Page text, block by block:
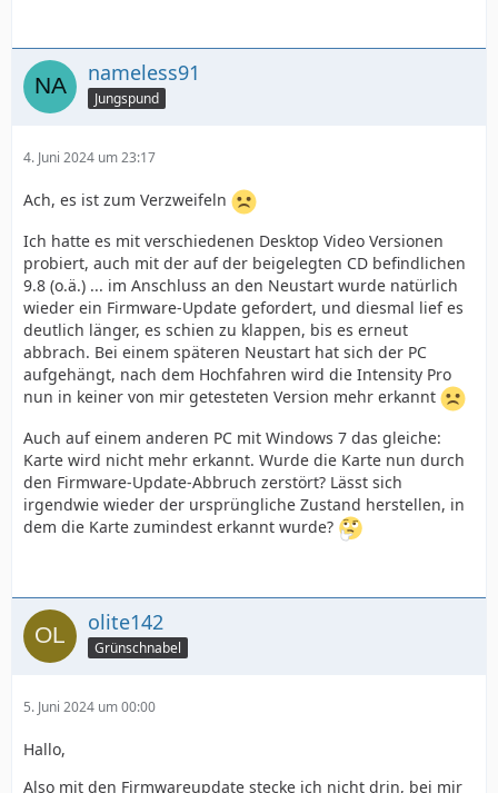
nameless91
Jungspund
4. Juni 2024 um 23:17
Ach, es ist zum Verzweifeln
Ich hatte es mit verschiedenen Desktop Video Versionen
probiert, auch mit der auf der beigelegten CD befindlichen
9.8 (o.ä.) ... im Anschluss an den Neustart wurde natürlich
wieder ein Firmware-Update gefordert, und diesmal lief es
deutlich länger, es schien zu klappen, bis es erneut
abbrach. Bei einem späteren Neustart hat sich der PC
aufgehängt, nach dem Hochfahren wird die Intensity Pro
nun in keiner von mir getesteten Version mehr erkannt
Auch auf einem anderen PC mit Windows 7 das gleiche:
Karte wird nicht mehr erkannt. Wurde die Karte nun durch
den Firmware-Update-Abbruch zerstört? Lässt sich
irgendwie wieder der ursprüngliche Zustand herstellen, in
dem die Karte zumindest erkannt wurde?
olite142
Grünschnabel
5. Juni 2024 um 00:00
Hallo,
Also mit den Firmwareupdate stecke ich nicht drin, bei mir